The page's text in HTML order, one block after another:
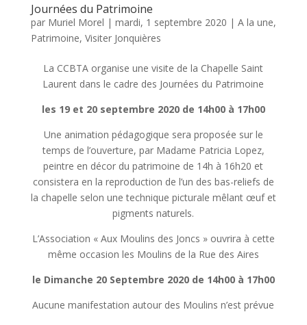
Journées du Patrimoine
par Muriel Morel | mardi, 1 septembre 2020 | A la une,
Patrimoine, Visiter Jonquières
La CCBTA organise une visite de la Chapelle Saint
Laurent dans le cadre des Journées du Patrimoine
les 19 et 20 septembre 2020 de 14h00 à 17h00
Une animation pédagogique sera proposée sur le
temps de l’ouverture, par Madame Patricia Lopez,
peintre en décor du patrimoine de 14h à 16h20 et
consistera en la reproduction de l’un des bas-reliefs de
la chapelle selon une technique picturale mêlant œuf et
pigments naturels.
L’Association « Aux Moulins des Joncs » ouvrira à cette
même occasion les Moulins de la Rue des Aires
le Dimanche 20 Septembre 2020 de 14h00 à 17h00
Aucune manifestation autour des Moulins n’est prévue